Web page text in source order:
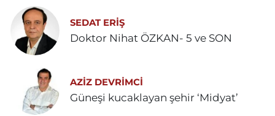
SEDAT ERİŞ
Doktor Nihat ÖZKAN- 5 ve SON
AZIZ DEVRIMCI
Güneşi kucaklayan şehir ‘Midyat’